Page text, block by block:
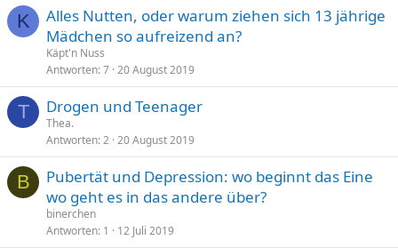
K
Alles Nutten, oder warum ziehen sich 13 jährige
Mädchen so aufreizend an?
Käpt'n Nuss
Antworten 7 20 August 2019
T Drogen und Teenager
Thea.
Antworten 2 20 August 2019
B
Pubertät und Depression: wo beginnt das Eine
wo geht es in das andere über?
binerchen
Antworten 1 12 Juli 2019